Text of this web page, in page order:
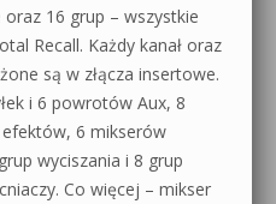
16 grup – wszystkie
Recall. Każdy kanał oraz
są w złącza insertowe.
i 6 powrotów Aux, 8
6 mikserów
wyciszania i 8 grup
Co więcej – mikser